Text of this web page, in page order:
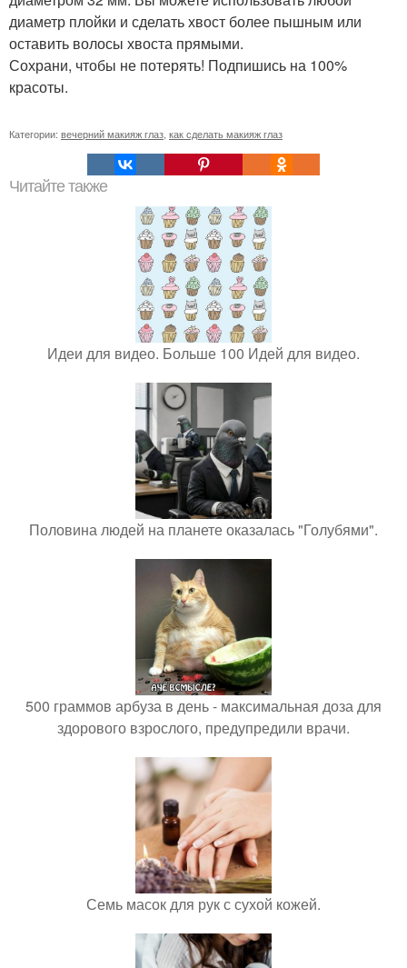
диаметр плойки и сделать хвост более пышным или
оставить волосы хвоста прямыми.
Сохрани, чтобы не потерять! Подпишись на 100%
красоты.
Категории: вечерний макияж глаз как сделать макияж глаз
Читайте также
Идеи для видео. Больше 100 Идей для видео.
Половина людей на планете оказалась "Голубями".
500 граммов арбуза в день - максимальная доза для
здорового взрослого, предупредили врачи.
Семь масок для рук с сухой кожей.